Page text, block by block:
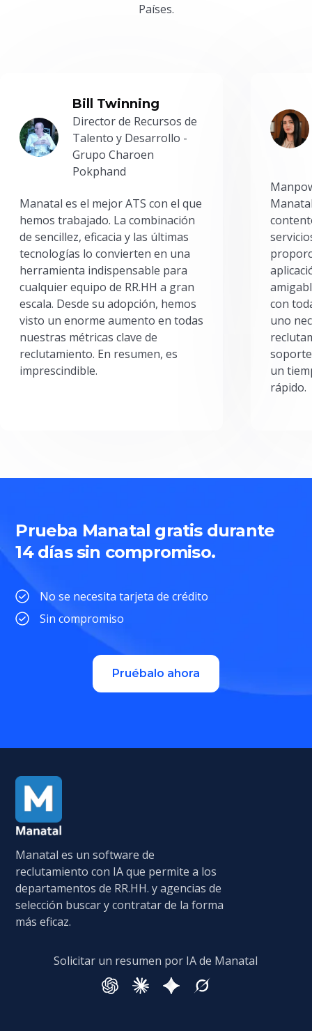
Países.
Bill Twinning
Director de Recursos de
Talento y Desarrollo -
Grupo Charoen
Pokphand
Manatal es el mejor ATS con el que
hemos trabajado. La combinación
de sencillez, eficacia y las últimas
tecnologías lo convierten en una
herramienta indispensable para
cualquier equipo de RR.HH a gran
escala. Desde su adopción, hemos
visto un enorme aumento en todas
nuestras métricas clave de
reclutamiento. En resumen, es
imprescindible.
con
uno
un
rápido.
Prueba Manatal gratis durante
14 días sin compromiso.
No se necesita tarjeta de crédito
Sin compromiso
Pruébalo ahora
Manatal es un software de
reclutamiento con IA que permite a los
departamentos de RR.HH. y agencias de
selección buscar y contratar de la forma
más eficaz.
Solicitar un resumen por IA de Manatal